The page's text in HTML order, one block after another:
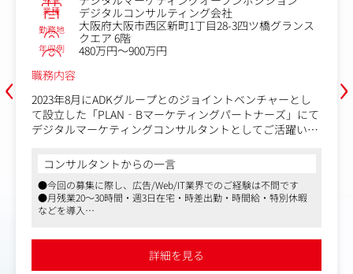
す。このような場面では、冷静さと迅速な判断力が求めら
れます。
★この仕事の魅力★
以下のようなやりがいがあります。
１．影響力の大きさ
自分が手がけた広告が、全国放送や地域放送を通して多く
の人に届くという点で、大きな達成感を得られます。特
には、非常に大きな喜びを感じるでしょう。
２．戦略的な思考が求められる
広告枠を選定する際には、ただ枠を購入するだけでなく、
「この時間帯にこの広告を流すことで、どれだけの効果が
データ分析や視聴者動向を考慮しながら提案を行う仕事
は、非常にチャレンジングで知的な刺激があります。
‹
業種 デジタルコンサルティング会社
勤務地
大阪府大阪市西区新町1丁目28-3四ツ橋グランス
クエア 6階
年収例
480万円～900万円
職務内容
2023年8月にADKグループとのジョイントベンチャーとし
て設立した「PLAN‐Bマーケティングパートナーズ」にて
デジタルマーケティングコンサルタントとしてご活躍いた
PLAN‐Bが持つSEOやインターネット広告のノウハウとAD
Kの総合広告会社としての実績を活用し、広告・SNSマー
ケティング・SEO/LLMO・クリエイティブ・データ分析/構
築などをお客様の課題に合わせて適切に組み合わせてご支
コンサルタントからの一言
●今回の募集に際し、広告/Web/IT業界でのご経験は不問です
●月残業20～30時間・週3日在宅・時差出勤・時間給・特別休暇
などを導入
詳細を見る
›